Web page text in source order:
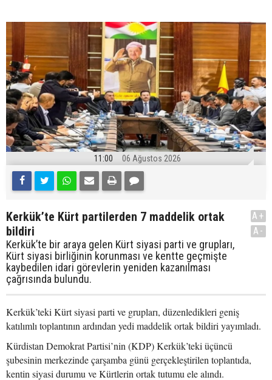
11:00 06 Ağustos 2026
Kerkük’te Kürt partilerden 7 maddelik ortak
bildiri
Kerkük’te bir araya gelen Kürt siyasi parti ve grupları,
Kürt siyasi birliğinin korunması ve kentte geçmişte
kaybedilen idari görevlerin yeniden kazanılması
çağrısında bulundu.
A+
A-
Kerkük’teki Kürt siyasi parti ve grupları, düzenledikleri geniş
katılımlı toplantının ardından yedi maddelik ortak bildiri yayımladı.
Kürdistan Demokrat Partisi’nin (KDP) Kerkük’teki üçüncü
şubesinin merkezinde çarşamba günü gerçekleştirilen toplantıda,
kentin siyasi durumu ve Kürtlerin ortak tutumu ele alındı.